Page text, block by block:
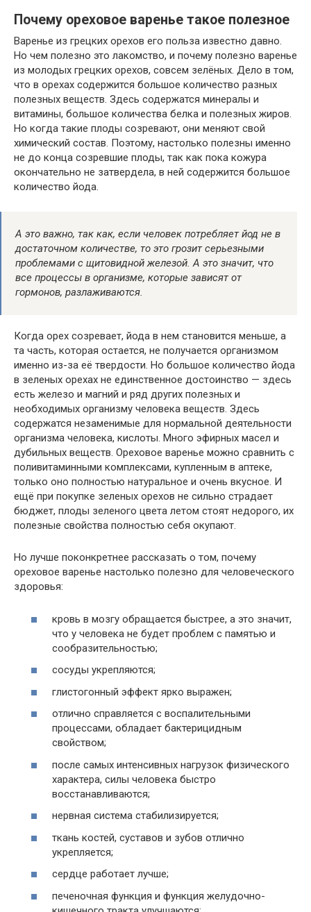
Почему ореховое варенье такое полезное
Варенье из грецких орехов его польза известно давно.
Но чем полезно это лакомство, и почему полезно варенье
из молодых грецких орехов, совсем зелёных. Дело в том,
что в орехах содержится большое количество разных
полезных веществ. Здесь содержатся минералы и
витамины, большое количества белка и полезных жиров.
Но когда такие плоды созревают, они меняют свой
химический состав. Поэтому, настолько полезны именно
не до конца созревшие плоды, так как пока кожура
окончательно не затвердела, в ней содержится большое
количество йода.
А это важно, так как, если человек потребляет йод не в
достаточном количестве, то это грозит серьезными
проблемами с щитовидной железой. А это значит, что
все процессы в организме, которые зависятот
гормонов, разлаживаются.
Когда орех созревает, йода в нем становится меньше, а
та часть, которая остается, не получается организмом
именно из-за её твердости. Но большое количество йода
в зеленых орехах не единственное достоинство — здесь
есть железо и магний и ряд других полезных и
необходимых организму человека веществ. Здесь
содержатся незаменимые для нормальной деятельности
организма человека, кислоты. Много эфирных масел и
дубильных веществ. Ореховое варенье можно сравнить с
поливитаминными комплексами, купленным в аптеке,
только оно полностью натуральное и очень вкусное. И
ещё при покупке зеленых орехов не сильно страдает
бюджет, плоды зеленого цвета летом стоят недорого, их
полезные свойства полностью себя окупают.
Но лучше поконкретнее рассказать о том, почему
ореховое варенье настолько полезно для человеческого
здоровья:
кровь в мозгу обращается быстрее, а это значит,
что у человека не будет проблем с памятью и
сообразительностью;
сосуды укрепляются;
глистогонный эффект ярко выражен;
отлично справляется с воспалительными
процессами, обладает бактерицидным
свойством;
после самых интенсивных нагрузок физического
характера, силы человека быстро
восстанавливаются;
нервная система стабилизируется;
ткань костей, суставов и зубов отлично
укрепляется;
сердце работает лучше;
печеночная функция и функция желудочно-